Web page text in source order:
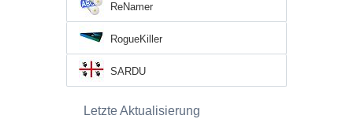
ReNamer
RogueKiller
SARDU
Letzte Aktualisierung